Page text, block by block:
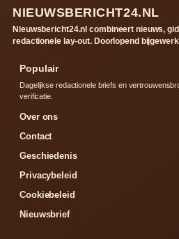
NIEUWSBERICHT24.NL
Nieuwsbericht24.nl combineert nieuws,
redactionele lay-out. Doorlopend
Populair
Dagelijkse redactionele briefs en
verificatie.
Over ons
Contact
Geschiedenis
Privacybeleid
Cookiebeleid
Nieuwsbrief